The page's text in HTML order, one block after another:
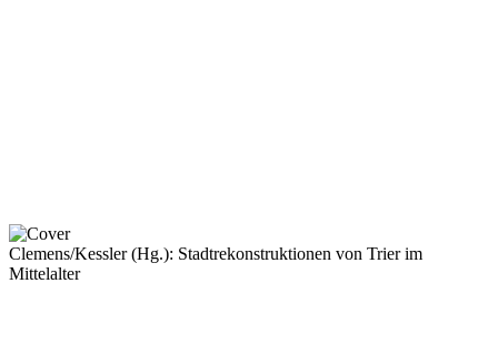
Clemens/Kessler (Hg.): Stadtrekonstruktionen von Trier im
Mittelalter